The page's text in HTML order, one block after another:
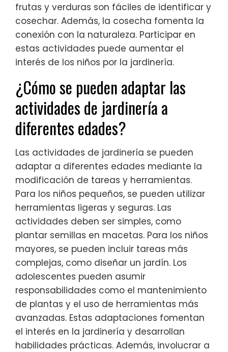
frutas y verduras son fáciles de identificar y
cosechar. Además, la cosecha fomenta la
conexión con la naturaleza. Participar en
estas actividades puede aumentar el
interés de los niños por la jardinería.
¿Cómo se pueden adaptar las
actividades de jardinería a
diferentes edades?
Las actividades de jardinería se pueden
adaptar a diferentes edades mediante la
modificación de tareas y herramientas.
Para los niños pequeños, se pueden utilizar
herramientas ligeras y seguras. Las
actividades deben ser simples, como
plantar semillas en macetas. Para los niños
mayores, se pueden incluir tareas más
complejas, como diseñar un jardín. Los
adolescentes pueden asumir
responsabilidades como el mantenimiento
de plantas y el uso de herramientas más
avanzadas. Estas adaptaciones fomentan
el interés en la jardinería y desarrollan
habilidades prácticas. Además, involucrar a